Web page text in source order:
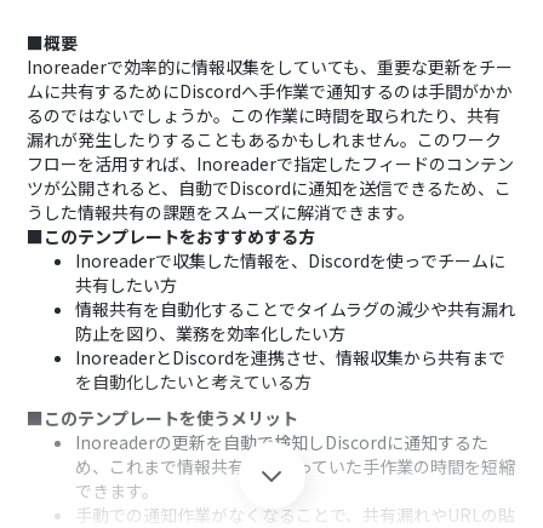
■概要
Inoreaderで効率的に情報収集をしていても、重要な更新をチー
ムに共有するためにDiscordへ手作業で通知するのは手間がかか
るのではないでしょうか。この作業に時間を取られたり、共有
漏れが発生したりすることもあるかもしれません。このワーク
フローを活用すれば、Inoreaderで指定したフィードのコンテン
ツが公開されると、自動でDiscordに通知を送信できるため、こ
うした情報共有の課題をスムーズに解消できます。
■このテンプレートをおすすめする方
Inoreaderで収集した情報を、Discordを使っでチームに
共有したい方
情報共有を自動化することでタイムラグの減少や共有漏れ
防止を図り、業務を効率化したい方
InoreaderとDiscordを連携させ、情報収集から共有まで
を自動化したいと考えている方
■このテンプレートを使うメリット
Inoreaderの更新を自動で検知しDiscordに通知するた
め、これまで情報共有にかかっていた手作業の時間を短縮
できます。
手動での通知作業がなくなることで、共有漏れやURLの貼